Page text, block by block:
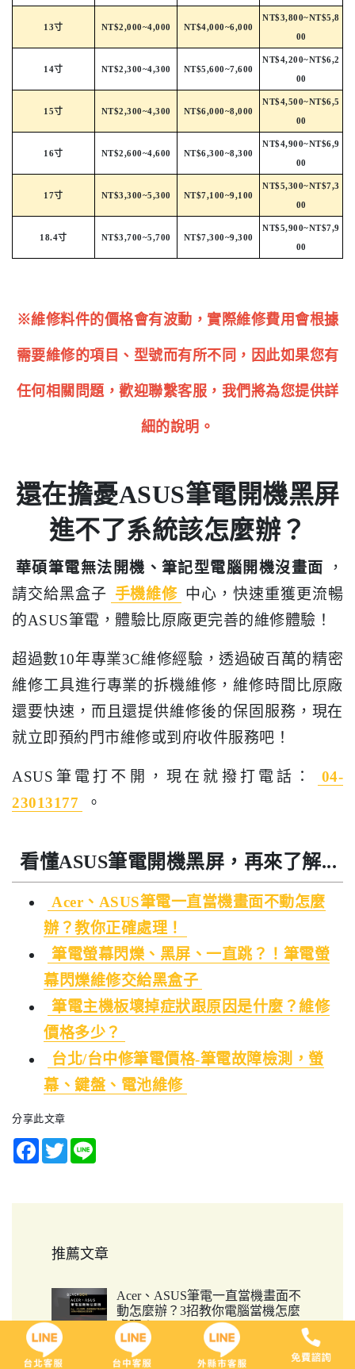
13寸 NT$2,000~4,000 NT$4,000~6,000
NT$3,800~NT$5,8
00
14寸 NT$2,300~4,300 NT$5,600~7,600
NT$4,200~NT$6,2
00
15寸 NT$2,300~4,300 NT$6,000~8,000
NT$4,500~NT$6,5
00
16寸 NT$2,600~4,600 NT$6,300~8,300
NT$4,900~NT$6,9
00
17寸 NT$3,300~5,300 NT$7,100~9,100
NT$5,300~NT$7,3
00
18.4寸 NT$3,700~5,700 NT$7,300~9,300
NT$5,900~NT$7,9
00
※維修料件的價格會有波動，實際維修費用會根據
需要維修的項目、型號而有所不同，因此如果您有
任何相關問題，歡迎聯繫客服，我們將為您提供詳
細的說明。
還在擔憂ASUS筆電開機黑屏
進不了系統該怎麼辦？
華碩筆電無法開機、筆記型電腦開機沒畫面
，
請交給黑盒子
手機維修 中心，快速重獲更流暢
的ASUS筆電，體驗比原廠更完善的維修體驗！
超過數10年專業3C維修經驗，透過破百萬的精密
維修工具進行專業的拆機維修，維修時間比原廠
還要快速，而且還提供維修後的保固服務，現在
就立即預約門市維修或到府收件服務吧！
ASUS筆電打不開，現在就撥打電話：
04-
23013177
。
看懂ASUS筆電開機黑屏，再來了解...
Acer、ASUS筆電一直當機畫面不動怎麼
辦？教你正確處理！
筆電螢幕閃爍、黑屏、一直跳？！筆電螢
幕閃爍維修交給黑盒子
筆電主機板壞掉症狀跟原因是什麼？維修
價格多少？
台北/台中修筆電價格-筆電故障檢測，螢
幕、鍵盤、電池維修
分享此文章
Facebook
Twitter
推薦文章
Acer、ASUS筆電一直當機畫面不
動怎麼辦？3招教你電腦當機怎麼
處理！
2021 / 07 / 19